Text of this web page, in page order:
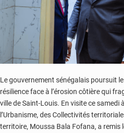
Le gouvernement sénégalais poursuit
résilience face à l’érosion côtière qui
ville de Saint-Louis. En visite ce samedi
l’Urbanisme, des Collectivités
territoire, Moussa Bala Fofana, a remis